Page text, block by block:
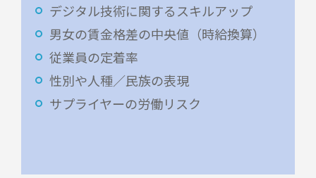
デジタル技術に関するスキルアップ
男女の賃金格差の中央値（時給換算）
従業員の定着率
性別や人種／民族の表現
サプライヤーの労働リスク